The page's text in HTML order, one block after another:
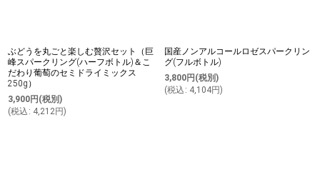
ぶどうを丸ごと楽しむ贅沢セット（巨
峰スパークリング(ハーフボトル)＆こ
だわり葡萄のセミドライミックス
250g）
3,900円 (税別)
(税込 : 4,212円)
国産ノンアルコールロゼスパークリン
グ(フルボトル)
3,800円 (税別)
(税込 : 4,104円)